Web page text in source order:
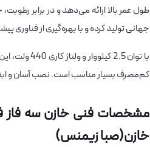
طول عمر بالا ارائه می‌دهد و در برابر
جهانی تولید کرده و با بهره‌گیری از فناوری
با توان
کم‌مصرف بسیار مناسب است. نصب آسان و
خازن(صبا زیمنس)